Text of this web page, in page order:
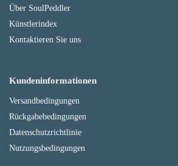
Über SoulPeddler
Künstlerindex
Kontaktieren Sie uns
Kundeninformationen
Versandbedingungen
Rückgabebedingungen
Datenschutzrichtlinie
Nutzungsbedingungen